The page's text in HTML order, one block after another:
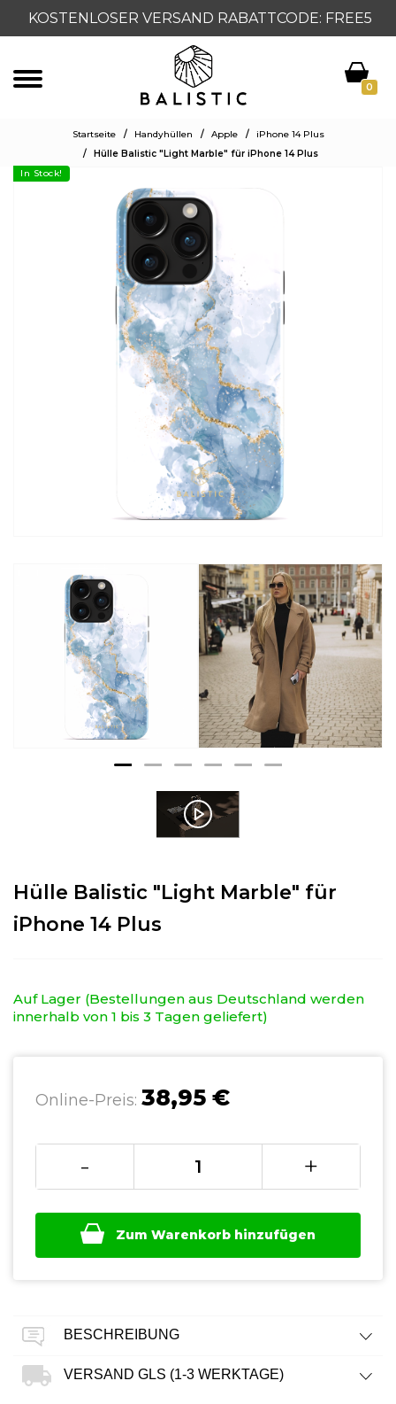
KOSTENLOSER VERSAND RABATTCODE: FREE5
0
Startseite / Handyhüllen / Apple /
iPhone 14 Plus
/
Hülle Balistic "Light Marble" für iPhone 14 Plus
In Stock!
Hülle Balistic "Light Marble" für
iPhone 14 Plus
Auf Lager (Bestellungen aus Deutschland werden
innerhalb von 1 bis 3 Tagen geliefert)
Online-Preis: 38,95 €
- +
Zum Warenkorb hinzufügen
BESCHREIBUNG
VERSAND GLS (1-3 WERKTAGE)